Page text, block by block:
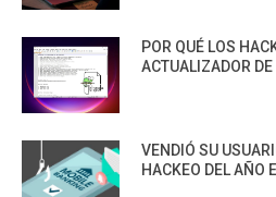
POR QUÉ LOS
ACTUALIZADOR
VENDIÓ SU
HACKEO DEL AÑO